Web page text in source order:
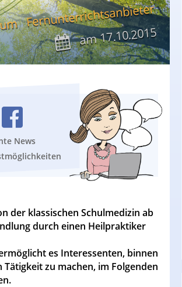
Fernunterrichtsanbieter
am17.10.2015
News
der klassischen Schulmedizin ab
durch einen Heilpraktiker
es Interessenten, binnen
zu machen, im Folgenden